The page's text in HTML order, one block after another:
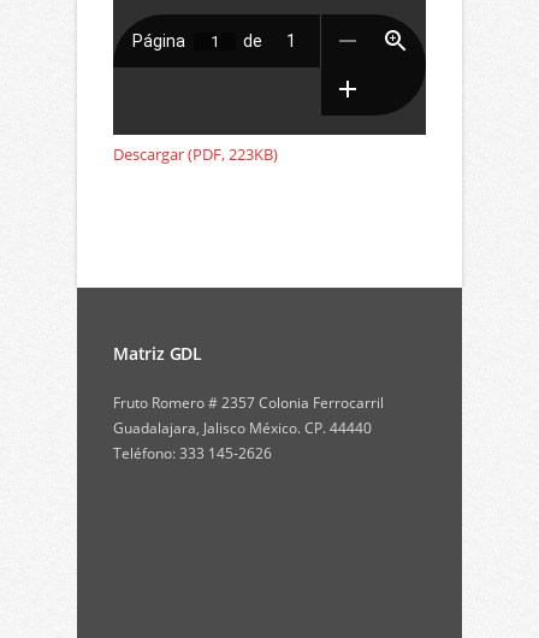
Descargar (PDF, 223KB)
Matriz GDL
Fruto Romero # 2357 Colonia Ferrocarril
Guadalajara, Jalisco México. CP. 44440
Teléfono: 333 145-2626